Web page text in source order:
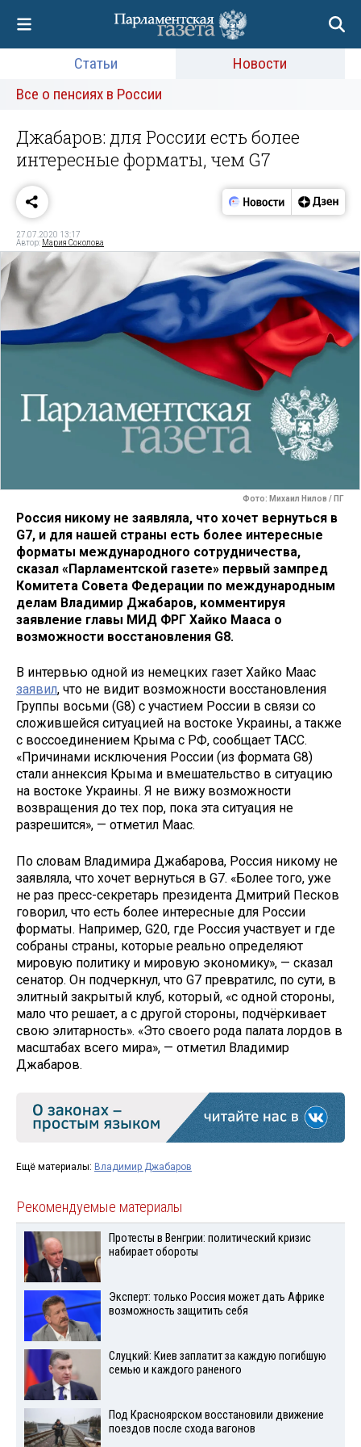
Статьи
Новости
Все о пенсиях в России
Джабаров: для России есть более
интересные форматы, чем G7
27.07.2020 13:17
Автор: Мария Соколова
Фото: Михаил Нилов / ПГ
Россия никому не заявляла, что хочет вернуться в
G7, и для нашей страны есть более интересные
форматы международного сотрудничества,
сказал «Парламентской газете» первый зампред
Комитета Совета Федерации по международным
делам Владимир Джабаров, комментируя
заявление главы МИД ФРГ Хайко Мааса о
возможности восстановления G8.
В интервью одной из немецких газет Хайко Маас
заявил, что не видит возможности восстановления
Группы восьми (G8) с участием России в связи со
сложившейся ситуацией на востоке Украины, а также
с воссоединением Крыма с РФ, сообщает ТАСС.
«Причинами исключения России (из формата G8)
стали аннексия Крыма и вмешательство в ситуацию
на востоке Украины. Я не вижу возможности
возвращения до тех пор, пока эта ситуация не
разрешится», — отметил Маас.
По словам Владимира Джабарова, Россия никому не
заявляла, что хочет вернуться в G7. «Более того, уже
не раз пресс-секретарь президента Дмитрий Песков
говорил, что есть более интересные для России
форматы. Например, G20, где Россия участвует и где
собраны страны, которые реально определяют
мировую политику и мировую экономику», — сказал
сенатор. Он подчеркнул, что G7 превратилс, по сути, в
элитный закрытый клуб, который, «с одной стороны,
мало что решает, а с другой стороны, подчёркивает
свою элитарность». «Это своего рода палата лордов в
масштабах всего мира», — отметил Владимир
Джабаров.
Ещё материалы: Владимир Джабаров
Рекомендуемые материалы
Протесты в Венгрии: политический кризис
набирает обороты
Эксперт: только Россия может дать Африке
возможность защитить себя
Слуцкий: Киев заплатит за каждую погибшую
семью и каждого раненого
Под Красноярском восстановили движение
поездов после схода вагонов